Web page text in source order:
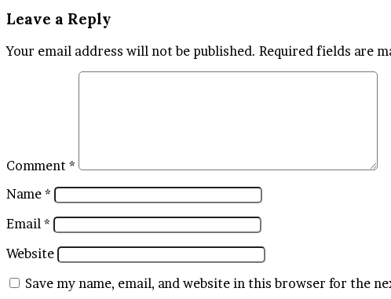
Leave a Reply
Your email address will not be published. Required fields are
Comment *
Name *
Email *
Website
Save my name, email, and website in this browser for the